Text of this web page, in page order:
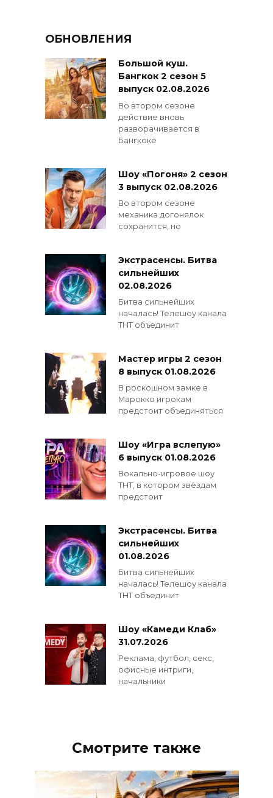
ОБНОВЛЕНИЯ
Большой куш.
Бангкок 2 сезон 5
выпуск 02.08.2026
Во втором сезоне
действие вновь
разворачивается в
Бангкоке
Шоу «Погоня» 2 сезон
3 выпуск 02.08.2026
Во втором сезоне
механика догонялок
сохранится, но
Экстрасенсы. Битва
сильнейших
02.08.2026
Битва сильнейших
началась! Телешоу канала
ТНТ объединит
Мастер игры 2 сезон
8 выпуск 01.08.2026
В роскошном замке в
Марокко игрокам
предстоит объединяться
Шоу «Игра вслепую»
6 выпуск 01.08.2026
Вокально-игровое шоу
ТНТ, в котором звёздам
предстоит
Экстрасенсы. Битва
сильнейших
01.08.2026
Битва сильнейших
началась! Телешоу канала
ТНТ объединит
Шоу «Камеди Клаб»
31.07.2026
Реклама, футбол, секс,
офисные интриги,
начальники
Смотрите также